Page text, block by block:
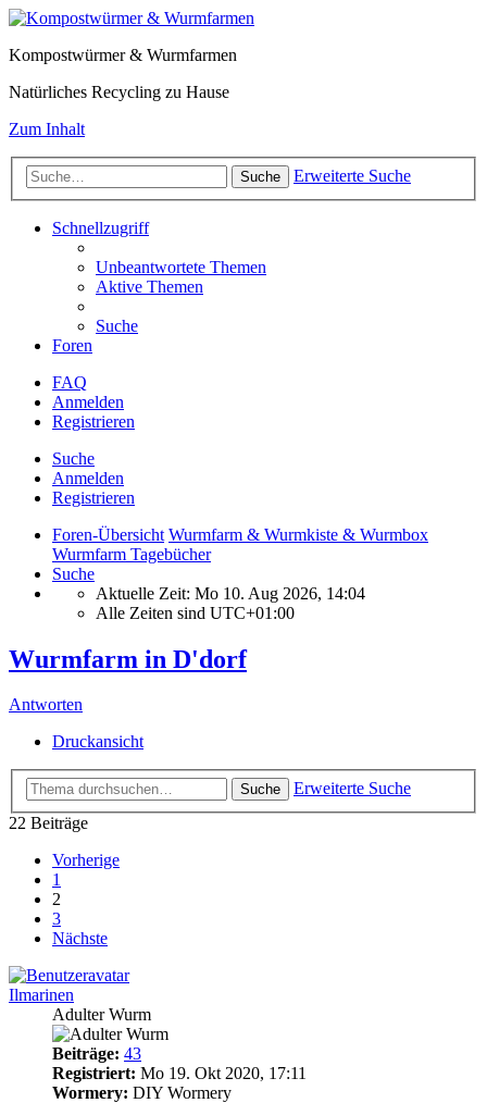
Kompostwürmer & Wurmfarmen
Natürliches Recycling zu Hause
Zum Inhalt
Suche Erweiterte Suche
Schnellzugriff
Unbeantwortete Themen
Aktive Themen
Suche
Foren
FAQ
Anmelden
Registrieren
Suche
Anmelden
Registrieren
Foren-Übersicht Wurmfarm & Wurmkiste & Wurmbox
Wurmfarm Tagebücher
Suche
Aktuelle Zeit: Mo 10. Aug 2026, 14:04
Alle Zeiten sind UTC+01:00
Wurmfarm in D'dorf
Antworten
Druckansicht
Suche
Erweiterte Suche
22 Beiträge
Vorherige
1
2
3
Nächste
Ilmarinen
Adulter Wurm
Beiträge: 43
Registriert: Mo 19. Okt 2020, 17:11
Wormery: DIY Wormery